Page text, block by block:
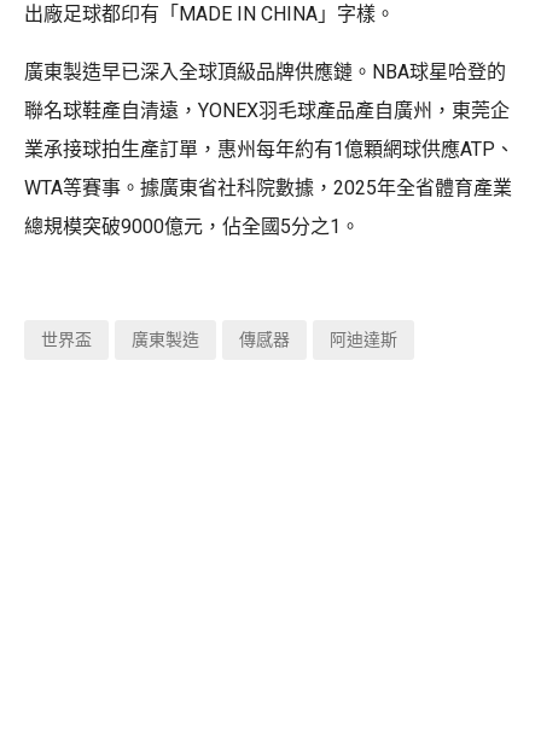
出廠足球都印有「MADE IN CHINA」字樣。
廣東製造早已深入全球頂級品牌供應鏈。NBA球星哈登的
聯名球鞋產自清遠，YONEX羽毛球產品產自廣州，東莞企
業承接球拍生產訂單，惠州每年約有1億顆網球供應ATP、
WTA等賽事。據廣東省社科院數據，2025年全省體育產業
總規模突破9000億元，佔全國5分之1。
世界盃 廣東製造 傳感器 阿迪達斯